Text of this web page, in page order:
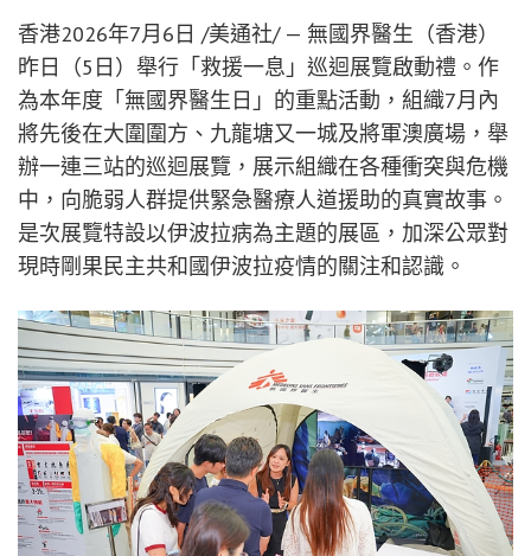
香港2026年7月6日 /美通社/ — 無國界醫生（香港）
昨日
（5日）舉行「救援一息」巡迴展覽啟動禮。作
為本年度「無國界醫生日」的重點活動，組織7月內
將先後在大圍圍方、九龍塘又一城及將軍澳廣場，舉
辦一連三站的巡迴展覽，展示組織在各種衝突與危機
中，向脆弱人群提供緊急醫療人道援助的真實故事。
是次展覽特設以伊波拉病為主題的展區，加深公眾對
現時剛果民主共和國伊波拉疫情的關注和認識。